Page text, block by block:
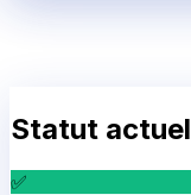
Statut actuel
✅